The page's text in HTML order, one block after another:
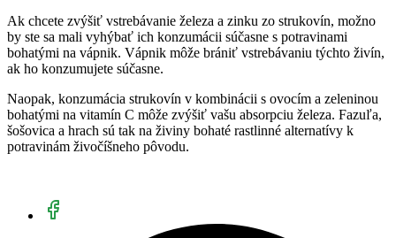
Ak chcete zvýšiť vstrebávanie železa a zinku zo strukovín, možno
by ste sa mali vyhýbať ich konzumácii súčasne s potravinami
bohatými na vápnik. Vápnik môže brániť vstrebávaniu týchto živín,
ak ho konzumujete súčasne.
Naopak, konzumácia strukovín v kombinácii s ovocím a zeleninou
bohatými na vitamín C môže zvýšiť vašu absorpciu železa. Fazuľa,
šošovica a hrach sú tak na živiny bohaté rastlinné alternatívy k
potravinám živočíšneho pôvodu.